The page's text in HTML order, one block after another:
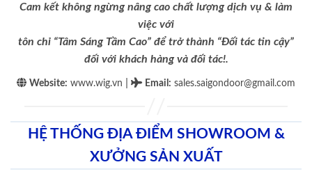
Cam kết không ngừng nâng cao chất lượng dịch vụ & làm
việc với
tôn chỉ “Tâm Sáng Tầm Cao” để trở thành “Đối tác tin cậy”
đối với khách hàng và đối tác!.
Website: www.wig.vn Email : sales.saigondoor@gmail.com
HỆ THỐNG ĐỊA ĐIỂM SHOWROOM &
XƯỞNG SẢN XUẤT